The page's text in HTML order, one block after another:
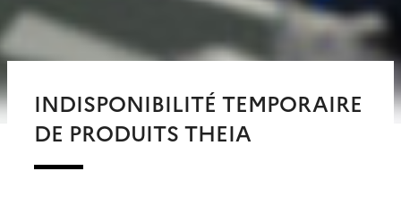
INDISPONIBILITÉ TEMPORAIRE
DE PRODUITS THEIA